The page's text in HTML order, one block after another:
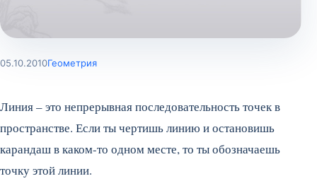
05.10.2010Геометрия
Линия – это непрерывная последовательность точек в
пространстве. Если ты чертишь линию и остановишь
карандаш в каком-то одном месте, то ты обозначаешь
точку этой линии.